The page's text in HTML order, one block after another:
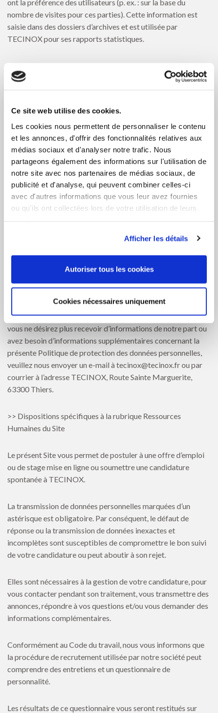
Ce site web utilise des cookies.
Les cookies nous permettent de personnaliser le contenu
et les annonces, d'offrir des fonctionnalités relatives aux
médias sociaux et d'analyser notre trafic. Nous
partageons également des informations sur l'utilisation de
notre site avec nos partenaires de médias sociaux, de
publicité et d'analyse, qui peuvent combiner celles-ci
avec d'autres informations que vous leur avez fournies
ou qu'ils ont collectées lors de votre utilisation de leurs
Afficher les détails
Autoriser tous les cookies
Cookies nécessaires uniquement
ont la préférence des utilisateurs (p. ex. : sur la base du
nombre de visites pour ces parties). Cette information est
saisie dans des dossiers d’archives et est utilisée par
TECINOX pour ses rapports statistiques.
>> Application de la loi.
la loi, aux tribunaux ou aux autorités réglementaires.
TECINOX coopérera et répondra à de telles demandes
conformément à la loi et prendra des mesures adéquates pour
s’assurer que le demandeur comprenne la nature sensible de
toute donnée personnelle qu’il pourrait recevoir. Nous
réservons expressément par les présentes notre droit de
coopérer avec les autorités chargées de faire appliquer la loi.
Vous êtes en droit d’avoir accès à vos données personnelles
en vertu de la législation sur la protection des données
personnelles afin de les réviser, de les corriger ou de les
tecinox@tecinox.fr ou par courrier à l’adresse TECINOX,
Route Sainte Marguerite, 63300 Thiers. Si vous désirez que
votre nom soit supprimé de notre base de données, et que
vous ne désirez plus recevoir d’informations de notre part ou
avez besoin d’informations supplémentaires concernant la
présente Politique de protection des données personnelles,
veuillez nous envoyer un e-mail à tecinox@tecinox.fr ou par
courrier à l’adresse TECINOX, Route Sainte Marguerite,
63300 Thiers.
>> Dispositions spécifiques à la rubrique Ressources
Humaines du Site
Le présent Site vous permet de postuler à une offre d’emploi
ou de stage mise en ligne ou soumettre une candidature
spontanée à TECINOX.
La transmission de données personnelles marquées d’un
astérisque est obligatoire. Par conséquent, le défaut de
réponse ou la transmission de données inexactes et
incomplètes sont susceptibles de compromettre le bon suivi
de votre candidature ou peut aboutir à son rejet.
Elles sont nécessaires à la gestion de votre candidature, pour
vous contacter pendant son traitement, vous transmettre des
annonces, répondre à vos questions et/ou vous demander des
informations complémentaires.
Conformément au Code du travail, nous vous informons que
la procédure de recrutement utilisée par notre société peut
comprendre des entretiens et un questionnaire de
personnalité.
Les résultats de ce questionnaire vous seront restitués sur